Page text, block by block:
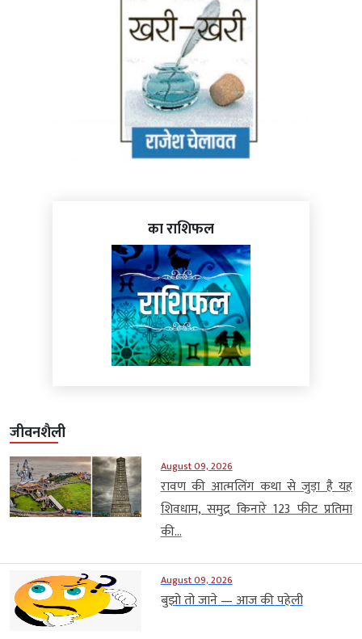
का राशिफल
जीवनशैली
August 09, 2026
रावण की आत्मलिंग कथा से जुड़ा है यह
शिवधाम, समुद्र किनारे 123 फीट प्रतिमा
की...
August 09, 2026
बुझो तो जाने — आज की पहेली